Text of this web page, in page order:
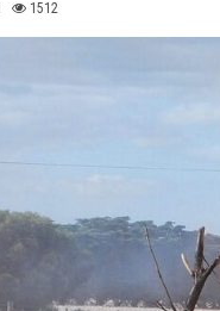
1512